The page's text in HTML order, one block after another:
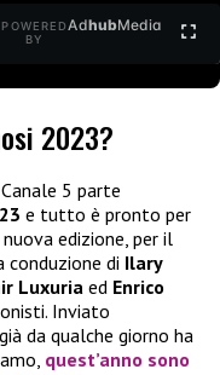
POWERED
BY
AdhubMedia
2023?
5 parte
e tutto è pronto per
edizione, per il
di Ilary
Luxuria ed Enrico
Inviato
da qualche giorno ha
quest’anno sono